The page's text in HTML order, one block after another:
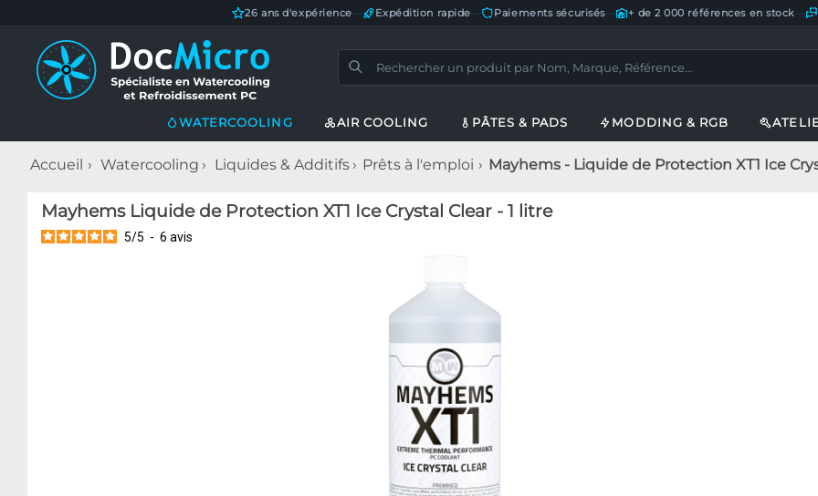
26 ans d'expérience Expédition rapide Paiements sécurisés— + de 2 000 références en stock
WATERCOOLING AIR COOLING PÂTES & PADS MODDING & RGB
Accueil Watercooling Liquides & Additifs Prêts à l'emploi Mayhems - Liquide de Protection XT1 Ice
Mayhems Liquide de Protection XT1 Ice Crystal Clear - 1 litre
5/5 - 6 avis